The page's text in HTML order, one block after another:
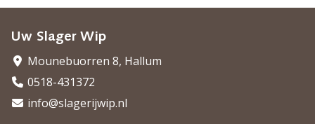
Uw Slager Wip
Mounebuorren 8, Hallum
0518-431372
info@slagerijwip.nl